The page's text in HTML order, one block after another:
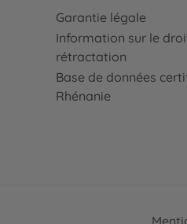
Garantie légale
Information sur le
rétractation
Base de données
Rhénanie